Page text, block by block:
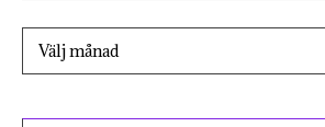
Arkiv